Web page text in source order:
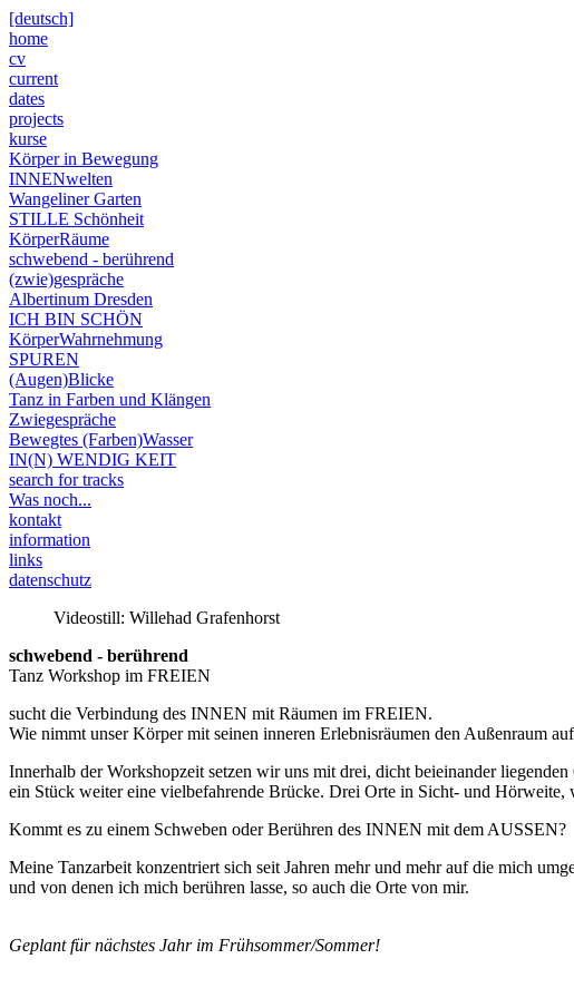
[deutsch]
home
cv
current
dates
projects
kurse
Körper in Bewegung
INNENwelten
Wangeliner Garten
STILLE Schönheit
KörperRäume
schwebend - berührend
(zwie)gespräche
Albertinum Dresden
ICH BIN SCHÖN
KörperWahrnehmung
SPUREN
(Augen)Blicke
Tanz in Farben und Klängen
Zwiegespräche
Bewegtes (Farben)Wasser
IN(N) WENDIG KEIT
search for tracks
Was noch...
kontakt
information
links
datenschutz
Videostill: Willehad Grafenhorst
schwebend - berührend
Tanz Workshop im FREIEN
sucht die Verbindung des INNEN mit Räumen im FREIEN.
Wie nimmt unser Körper mit seinen inneren Erlebnisräumen den Außenraum
Innerhalb der Workshopzeit setzen wir uns mit drei, dicht beieinander
ein Stück weiter eine vielbefahrende Brücke. Drei Orte in Sicht- und Hörweite,
Kommt es zu einem Schweben oder Berühren des INNEN mit dem AUSSEN?
Meine Tanzarbeit konzentriert sich seit Jahren mehr und mehr auf die mich
und von denen ich mich berühren lasse, so auch die Orte von mir.
Geplant für nächstes Jahr im Frühsommer/Sommer!